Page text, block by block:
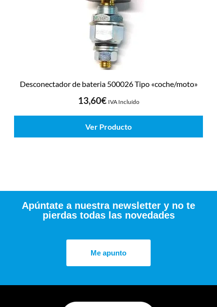
Desconectador de bateria 500026 Tipo «coche/moto»
13,60€ IVA Incluído
Ver Producto
Apúntate a nuestra newsletter y no te
pierdas todas las novedades
Me apunto